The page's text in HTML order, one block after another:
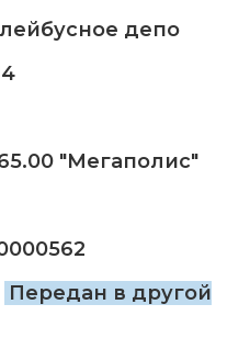
депо
"Мегаполис"
Передан в другой